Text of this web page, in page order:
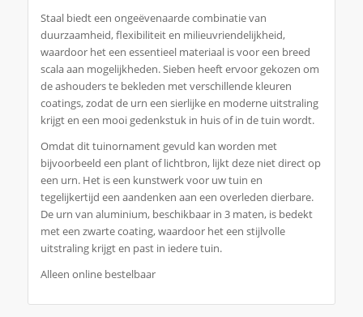
Staal biedt een ongeëvenaarde combinatie van
duurzaamheid, flexibiliteit en milieuvriendelijkheid,
waardoor het een essentieel materiaal is voor een breed
scala aan mogelijkheden. Sieben heeft ervoor gekozen om
de ashouders te bekleden met verschillende kleuren
coatings, zodat de urn een sierlijke en moderne uitstraling
krijgt en een mooi gedenkstuk in huis of in de tuin wordt.
Omdat dit tuinornament gevuld kan worden met
bijvoorbeeld een plant of lichtbron, lijkt deze niet direct op
een urn. Het is een kunstwerk voor uw tuin en
tegelijkertijd een aandenken aan een overleden dierbare.
De urn van aluminium, beschikbaar in 3 maten, is bedekt
met een zwarte coating, waardoor het een stijlvolle
uitstraling krijgt en past in iedere tuin.
Alleen online bestelbaar